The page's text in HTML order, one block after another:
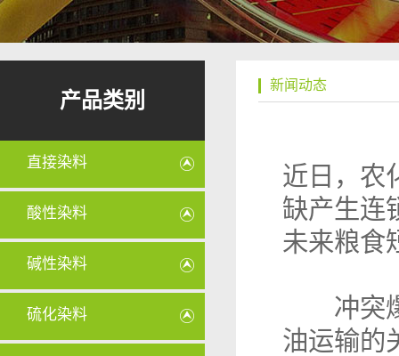
产品类别
直接染料
酸性染料
碱性染料
硫化染料
新闻动态
近日，农
缺产生连
未来粮食
冲突爆
油运输的